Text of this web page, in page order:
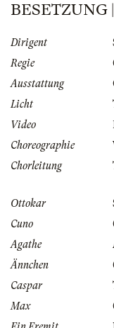
BESETZUNG
Dirigent
Regie
Ausstattung
Licht
Video
Choreographie
Chorleitung
Ottokar
Cuno
Agathe
Ännchen
Caspar
Max